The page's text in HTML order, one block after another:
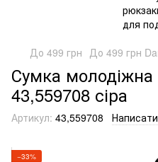
До 499 грн До 499 грн
Сумка молодіжна
43,559708 сіра
Артикул: 43,559708 Написати
−33%